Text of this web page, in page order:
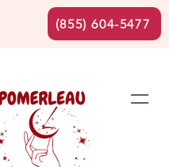
(855) 604-5477